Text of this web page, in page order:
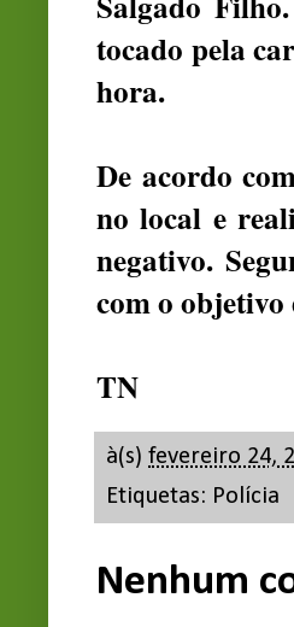
tocado pela
hora.
De acordo
no local e
negativo.
com o
TN
à(s) fevereiro 24,
Etiquetas: Polícia
Nenhum